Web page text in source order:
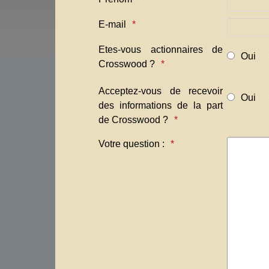
E-mail
Etes-vous actionnaires de
Crosswood ?
Oui
Acceptez-vous de recevoir
des informations de la part
de Crosswood ?
Oui
Votre question :